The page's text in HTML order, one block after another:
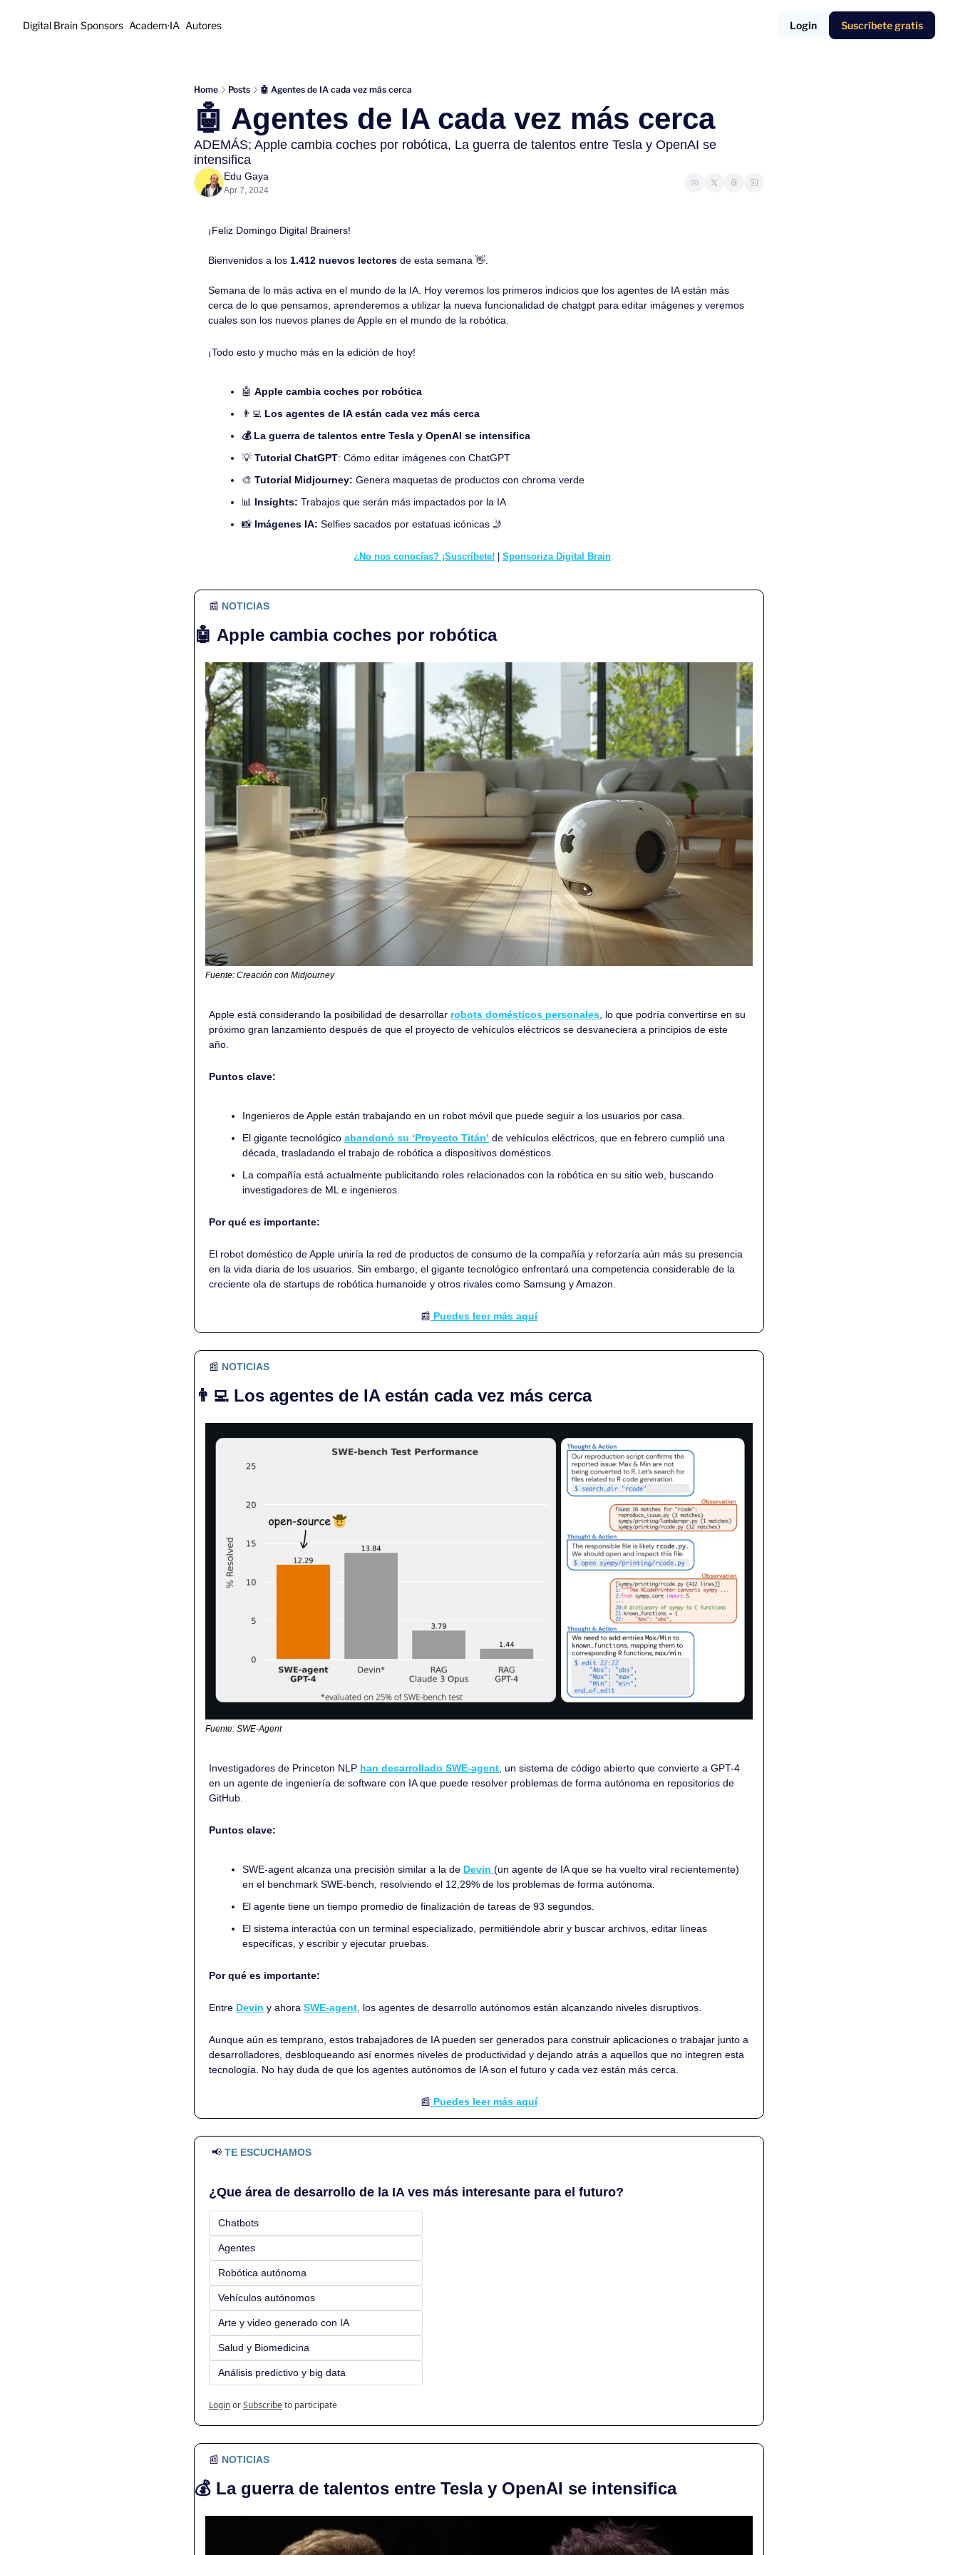
Digital Brain Sponsors Academ·IA Autores Login Suscríbete gratis
Home Posts 🤖 Agentes de IA cada vez más cerca
🤖 Agentes de IA cada vez más cerca
ADEMÁS; Apple cambia coches por robótica, La guerra de talentos entre Tesla y OpenAI se
intensifica
Edu Gaya
Apr 7, 2024
¡Feliz Domingo Digital Brainers!
Bienvenidos a los 1.412 nuevos lectores de esta semana 👋
Semana de lo más activa en el mundo de la IA. Hoy veremos los primeros indicios que los agentes de IA están más
cerca de lo que pensamos, aprenderemos a utilizar la nueva funcionalidad de chatgpt para editar imágenes y veremos
cuales son los nuevos planes de Apple en el mundo de la robótica.
¡Todo esto y mucho más en la edición de hoy!
🤖 Apple cambia coches por robótica
👨‍💻 Los agentes de IA están cada vez más cerca
💰 La guerra de talentos entre Tesla y OpenAI se intensifica
💡 Tutorial ChatGPT: Cómo editar imágenes con ChatGPT
🎨 Tutorial Midjourney: Genera maquetas de productos con chroma verde
📊 Insights: Trabajos que serán más impactados por la IA
📸 Imágenes IA: Selfies sacados por estatuas icónicas 🤳
¿No nos conocías? ¡Suscríbete! Sponsoriza Digital Brain
📰 NOTICIAS
🤖 Apple cambia coches por robótica
Fuente: Creación con Midjourney
Apple está considerando la posibilidad de desarrollar robots domésticos personales , lo que podría convertirse en su
próximo gran lanzamiento después de que el proyecto de vehículos eléctricos se desvaneciera a principios de este
año.
Puntos clave:
Ingenieros de Apple están trabajando en un robot móvil que puede seguir a los usuarios por casa.
El gigante tecnológico abandonó su ‘Proyecto Titán’ de vehículos eléctricos, que en febrero cumplió una
década, trasladando el trabajo de robótica a dispositivos domésticos.
La compañía está actualmente publicitando roles relacionados con la robótica en su sitio web, buscando
investigadores de ML e ingenieros.
Por qué es importante:
El robot doméstico de Apple uniría la red de productos de consumo de la compañía y reforzaría aún más su presencia
en la vida diaria de los usuarios. Sin embargo, el gigante tecnológico enfrentará una competencia considerable de la
creciente ola de startups de robótica humanoide y otros rivales como Samsung y Amazon.
📰 Puedes leer más aquí
📰 NOTICIAS
👨‍💻 Los agentes de IA están cada vez más cerca
Fuente: SWE-Agent
Investigadores de Princeton NLP han desarrollado SWE-agent , un sistema de código abierto que convierte a GPT-4
en un agente de ingeniería de software con IA que puede resolver problemas de forma autónoma en repositorios de
GitHub.
Puntos clave:
SWE-agent alcanza una precisión similar a la de Devin (un agente de IA que se ha vuelto viral recientemente)
en el benchmark SWE-bench, resolviendo el 12,29% de los problemas de forma autónoma.
El agente tiene un tiempo promedio de finalización de tareas de 93 segundos.
El sistema interactúa con un terminal especializado, permitiéndole abrir y buscar archivos, editar líneas
específicas, y escribir y ejecutar pruebas.
Por qué es importante:
Entre Devin y ahora SWE-agent , los agentes de desarrollo autónomos están alcanzando niveles disruptivos.
Aunque aún es temprano, estos trabajadores de IA pueden ser generados para construir aplicaciones o trabajar junto a
desarrolladores, desbloqueando así enormes niveles de productividad y dejando atrás a aquellos que no integren esta
tecnología. No hay duda de que los agentes autónomos de IA son el futuro y cada vez están más cerca.
📰 Puedes leer más aquí
📢 TE ESCUCHAMOS
¿Que área de desarrollo de la IA ves más interesante para el futuro?
Chatbots
Agentes
Robótica autónoma
Vehículos autónomos
Arte y video generado con IA
Salud y Biomedicina
Análisis predictivo y big data
LoginorSubscribeto participate
📰 NOTICIAS
💰 La guerra de talentos entre Tesla y OpenAI se intensifica